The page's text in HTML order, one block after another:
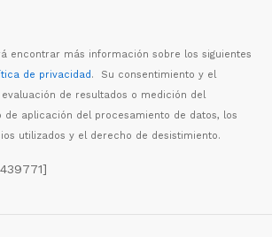
á encontrar más información sobre los siguientes
de privacidad. Su consentimiento y el
ón de resultados o medición del
de aplicación del procesamiento de datos, los
utilizados y el derecho de desistimiento.